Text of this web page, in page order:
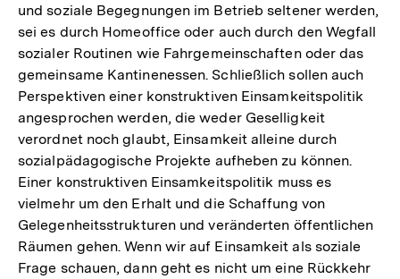
und soziale Begegnungen im Betrieb seltener werden,
sei es durch Homeoffice oder auch durch den Wegfall
sozialer Routinen wie Fahrgemeinschaften oder das
gemeinsame Kantinenessen. Schließlich sollen auch
Perspektiven einer konstruktiven Einsamkeitspolitik
angesprochen werden, die weder Geselligkeit
verordnet noch glaubt, Einsamkeit alleine durch
sozialpädagogische Projekte aufheben zu können.
Einer konstruktiven Einsamkeitspolitik muss es
vielmehr um den Erhalt und die Schaffung von
Gelegenheitsstrukturen und veränderten öffentlichen
Räumen gehen. Wenn wir auf Einsamkeit als soziale
Frage schauen, dann geht es nicht um eine Rückkehr